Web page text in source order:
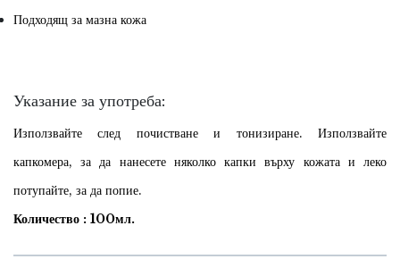
Подходящ за мазна кожа
Указание за употреба:
Използвайте след почистване и тонизиране. Използвайте
капкомера, за да нанесете няколко капки върху кожата и леко
потупайте, за да попие.
Количество : 100мл.